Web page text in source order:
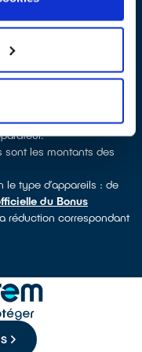
professionnel a
petit électroménager,
labellisé QualiRépar.
à Deuil-la-Barre ?
tous les réparateurs
instantanément et
sont les montants des
le type d’appareils : de
du Bonus
réduction correspondant